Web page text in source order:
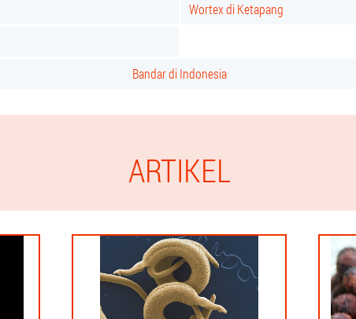
Wortex di Ketapang
Bandar di Indonesia
ARTIKEL